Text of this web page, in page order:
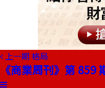
上一期 格局
《商業周刊》第 859